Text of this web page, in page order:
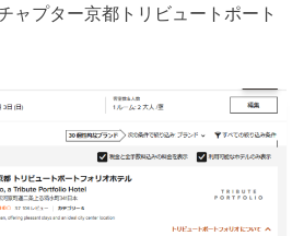
ャプター京都トリビュートポート